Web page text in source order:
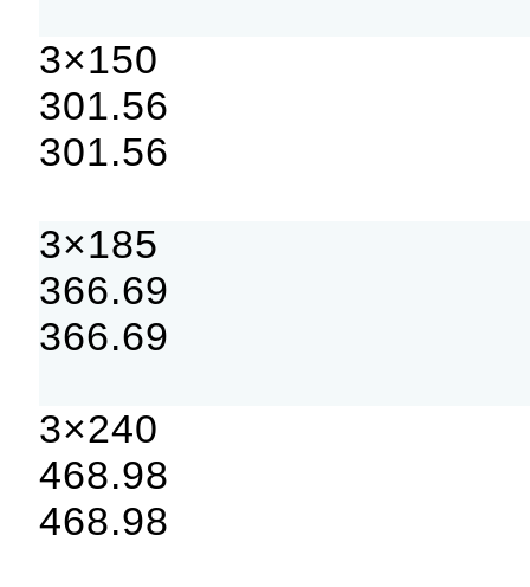
3×150
301.56
301.56
3×185
366.69
366.69
3×240
468.98
468.98